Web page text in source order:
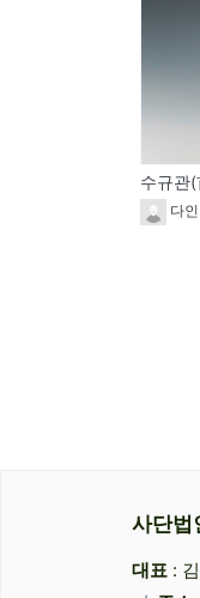
수규관
다
사단법
대표 :